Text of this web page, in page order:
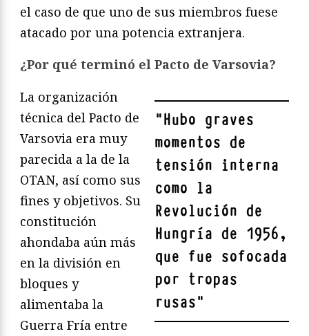
el caso de que uno de sus miembros fuese
atacado por una potencia extranjera.
¿Por qué terminó el Pacto de Varsovia?
"Hubo graves
momentos de
tensión interna
como la
Revolución de
Hungría de 1956,
que fue sofocada
por tropas
rusas"
La organización
técnica del Pacto de
Varsovia era muy
parecida a la de la
OTAN, así como sus
fines y objetivos. Su
constitución
ahondaba aún más
en la división en
bloques y
alimentaba la
Guerra Fría entre